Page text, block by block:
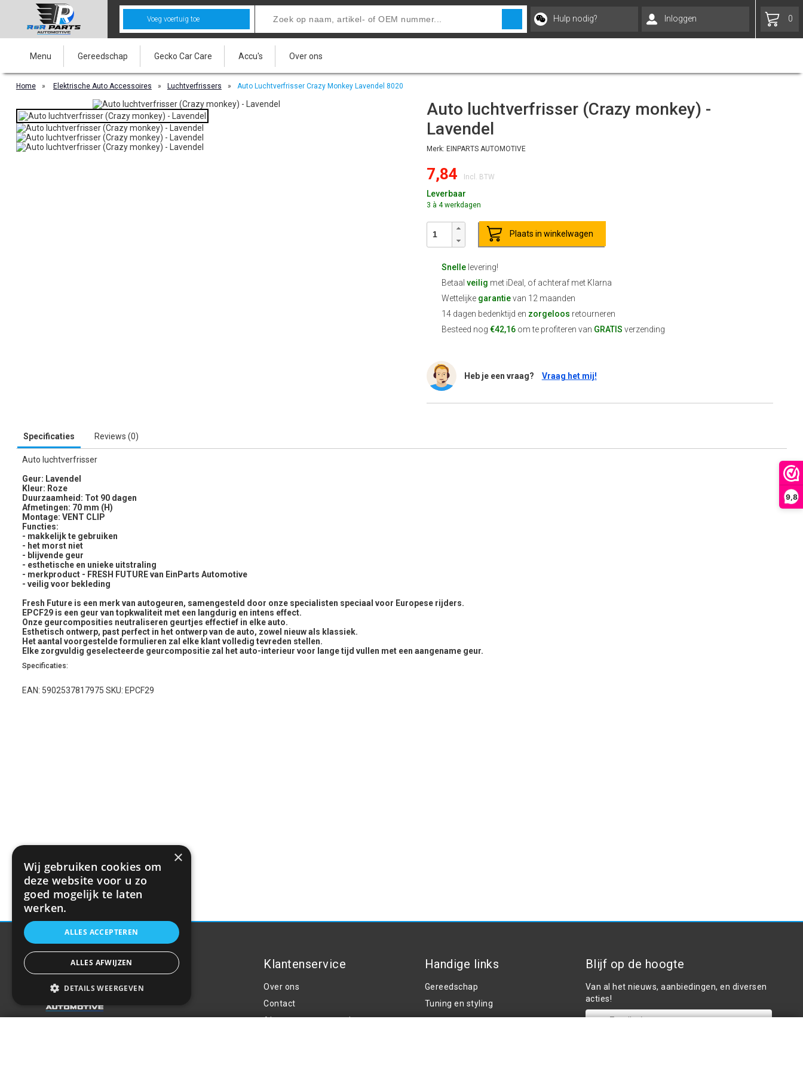
9,8
Voeg voertuig toe Hulp nodig? Inloggen 0
Menu Gereedschap Gecko Car Care Accu's Over ons
Home » Elektrische Auto Accessoires » Luchtverfrissers » Auto Luchtverfrisser Crazy Monkey Lavendel 8020
Auto luchtverfrisser (Crazy monkey) -
Lavendel
Merk: EINPARTS AUTOMOTIVE
7,84 Incl. BTW
Leverbaar
3 à 4 werkdagen
Plaats in winkelwagen
Snellelevering!
Betaal veilig met iDeal, of achteraf met Klarna
Wettelijke garantievan 12 maanden
14 dagen bedenktijd en zorgeloos retourneren
Besteed nog €42,16om te profiteren van GRATIS verzending
Heb je een vraag? Vraag het mij!
Specificaties Reviews (0)
Auto luchtverfrisser
Geur: Lavendel
Kleur: Roze
Duurzaamheid: Tot 90 dagen
Afmetingen: 70 mm (H)
Montage: VENT CLIP
Functies:
- makkelijk te gebruiken
- het morst niet
- blijvende geur
- esthetische en unieke uitstraling
- merkproduct - FRESH FUTURE van EinParts Automotive
- veilig voor bekleding
Fresh Future is een merk van autogeuren, samengesteld door onze specialisten speciaal voor Europese rijders.
EPCF29 is een geur van topkwaliteit met een langdurig en intens effect.
Onze geurcomposities neutraliseren geurtjes effectief in elke auto.
Esthetisch ontwerp, past perfect in het ontwerp van de auto, zowel nieuw als klassiek.
Het aantal voorgestelde formulieren zal elke klant volledig tevreden stellen.
Elke zorgvuldig geselecteerde geurcompositie zal het auto-interieur voor lange tijd vullen met een aangename geur.
Specificaties:
EAN: 5902537817975 SKU: EPCF29
Klantenservice
Over ons
Contact
Algemene voorwaarden
Handige links
Gereedschap
Tuning en styling
Blijf op de hoogte
Van al het nieuws, aanbiedingen, en diversen
acties!
×
Wij gebruiken cookies om
deze website voor u zo
goed mogelijk te laten
werken.
ALLES ACCEPTEREN
ALLES AFWIJZEN
DETAILS WEERGEVEN